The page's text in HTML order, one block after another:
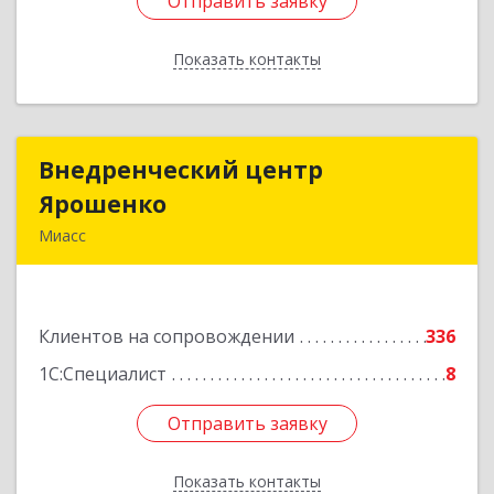
Показать контакты
Назад
Внедренческий центр
Ярошенко
Миасс
Клиентов на сопровождении
336
1С:Специалист
8
Отправить заявку
Показать контакты
Внедренческий центр
Подробнее
Отправить заявку
Назад